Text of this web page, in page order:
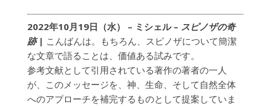
2022年10月19日（水） – ミシェル– スピノザの奇
跡| こんばんは。もちろん、スピノザについて簡潔
な文章で語ることは、価値ある試みです。
参考文献として引用されている著作の著者の一人
が、このメッセージを、神、生命、そして自然全体
へのアプローチを補完するものとして提案していま